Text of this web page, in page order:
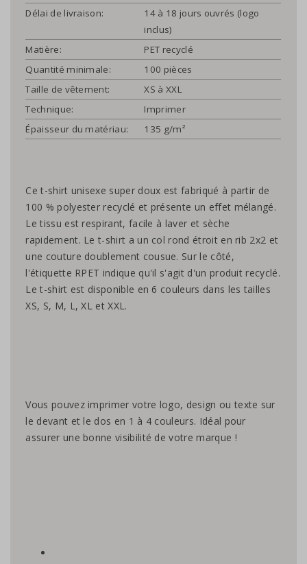
Délai de livraison:
14 à 18 jours ouvrés (logo
inclus)
Matière:
PET recyclé
Quantité minimale:
100 pièces
Taille de vêtement:
XS à XXL
Technique:
Imprimer
Épaisseur du matériau:
135 g/m²
Ce t-shirt unisexe super doux est fabriqué à partir de
100 % polyester recyclé et présente un effet mélangé.
Le tissu est respirant, facile à laver et sèche
rapidement. Le t-shirt a un col rond étroit en rib 2x2 et
une couture doublement cousue. Sur le côté,
l'étiquette RPET indique qu'il s'agit d'un produit recyclé.
Le t-shirt est disponible en 6 couleurs dans les tailles
XS, S, M, L, XL et XXL.
Vous pouvez imprimer votre logo, design ou texte sur
le devant et le dos en 1 à 4 couleurs. Idéal pour
assurer une bonne visibilité de votre marque !